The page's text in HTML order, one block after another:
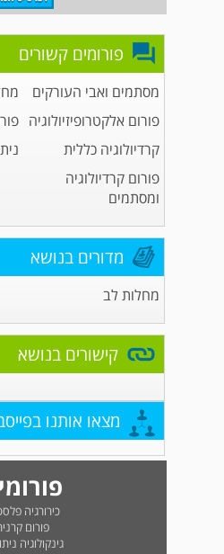
פורומים קשורים
מסתמים ואבי העורקים
פורום אלקטרופיזיולוגיה
קרדיולוגיה כללית
פורום קרדיולוגיה
ומסתמים
מדורים בנושא
מחלות לב
קישורים בנושא
מצאו אותנו
כירורגיה
פורום
גינקולוגיה